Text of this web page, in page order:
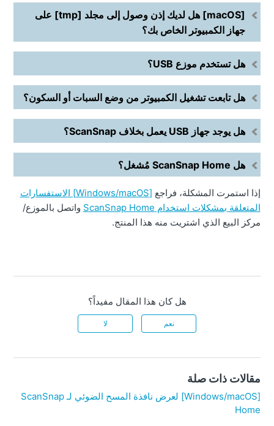
[macOS] هل لديك إذن وصول إلى مجلد [tmp] على
جهاز الكمبيوتر الخاص بك؟
هل تستخدم موزع USB؟
هل تابعت تشغيل الكمبيوتر من وضع السبات أو السكون؟
هل يوجد جهاز USB يعمل بخلاف ScanSnap؟
هل ScanSnap Home مُشغل؟
إذا استمرت المشكلة، فراجع
[Windows/macOS] الاستفسارات
المتعلقة بمشكلات استخدام ScanSnap Home
واتصل بالموزع/
مركز البيع الذي اشتريت منه هذا المنتج.
هل كان هذا المقال مفيداً؟
نعم لا
مقالات ذات صلة
[Windows/macOS] لعرض نافذة المسح الضوئي لـ ScanSnap
Home